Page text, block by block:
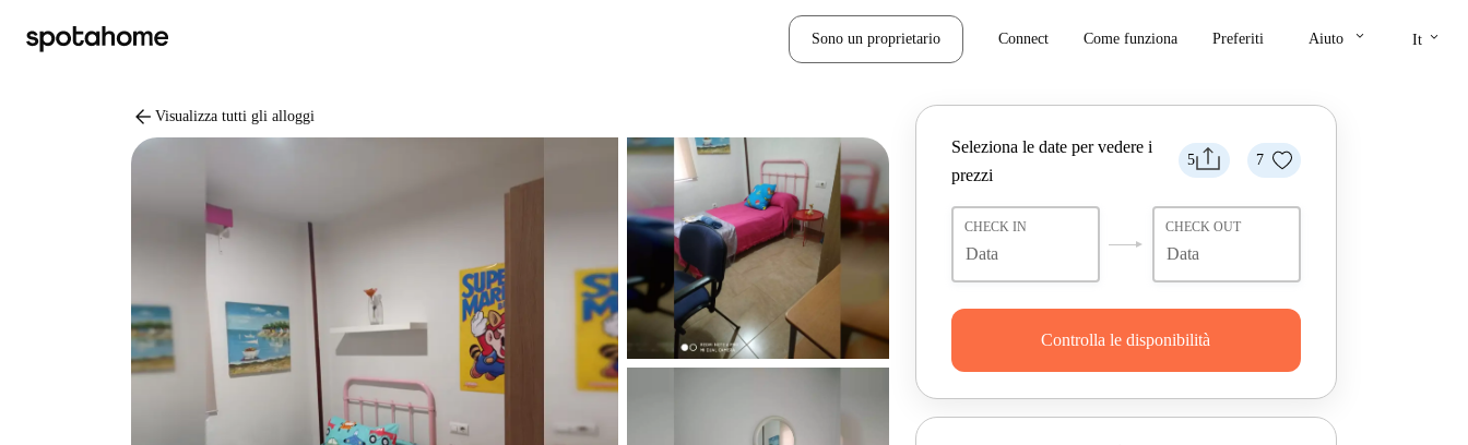
Sono un proprietario Connect Come funziona Preferiti Aiuto keyboard_arrow_down It keyboard_arrow_down
arrow_back Visualizza tutti gli alloggi
5 7
Seleziona le date per vedere i
prezzi
CHECK IN CHECK OUT
Controlla le disponibilità